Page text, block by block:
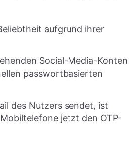
aufgrund ihrer
Social-Media-Konten
passwortbasierten
des Nutzers sendet, ist
jetzt den OTP-